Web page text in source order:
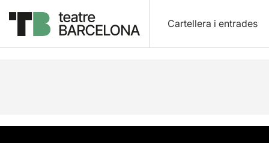
Cartellera i entrades
Descripció Fitxa artística Fotos i vídeos